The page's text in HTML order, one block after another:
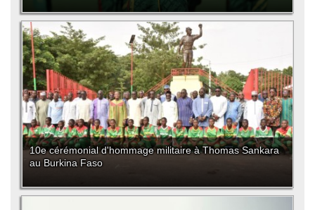
10e cérémonial d'hommage militaire à Thomas Sankara
au Burkina Faso